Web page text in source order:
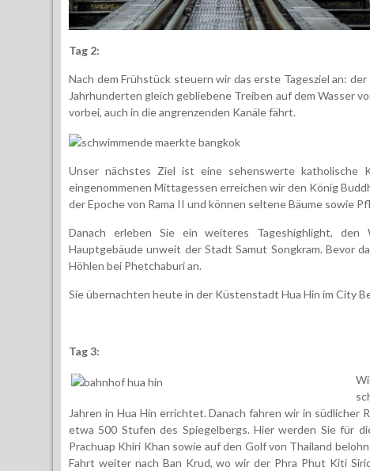
Tag 2:
Nach dem Frühstück steuern wir das erste Tagesziel an:
Jahrhunderten gleich gebliebene Treiben auf dem Wasser
vorbei, auch in die angrenzenden Kanäle fährt.
Unser nächstes Ziel ist eine sehenswerte katholische
eingenommenen Mittagessen erreichen wir den König
der Epoche von Rama II und können seltene Bäume sowie
Danach erleben Sie ein weiteres Tageshighlight,
Hauptgebäude unweit der Stadt Samut Songkram. Bevor
Höhlen bei Phetchaburi an.
Sie übernachten heute in der Küstenstadt Hua Hin im City
Tag 3:
Jahren in Hua Hin errichtet. Danach fahren wir in südlicher
etwa 500 Stufen des Spiegelbergs. Hier werden Sie für
Prachuap Khiri Khan sowie auf den Golf von Thailand
Fahrt weiter nach Ban Krud, wo wir der Phra Phut Kiti